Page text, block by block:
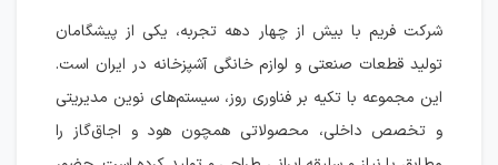
شرکت فریم با بیش از چهار دهه تجربه، یکی از پیشگامان
تولید قطعات صنعتی و لوازم خانگی آشپزخانه در ایران است.
این مجموعه با تکیه بر فناوری روز، سیستم‌های نوین مدیریتی
و تخصص داخلی، محصولاتی همچون هود و اجاق‌گاز را